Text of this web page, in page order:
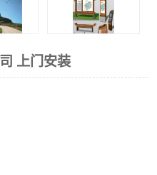
上门安装